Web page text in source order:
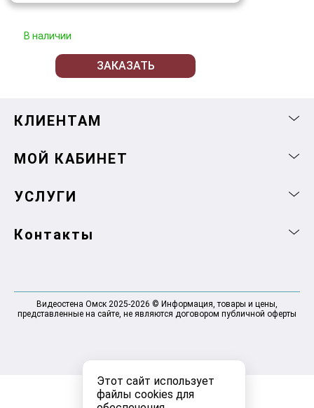
Этот сайт использует
файлы cookies для
В наличии
ЗАКАЗАТЬ
КЛИЕНТАМ
МОЙ КАБИНЕТ
УСЛУГИ
Контакты
Видеостена Омск 2025-2026 © Информация, товары и цены,
представленные на сайте, не являются договором публичной оферты